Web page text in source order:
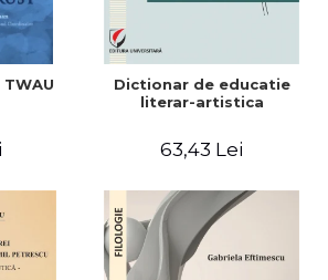
Dictionar de educatie
literar-artistica
63,43 Lei